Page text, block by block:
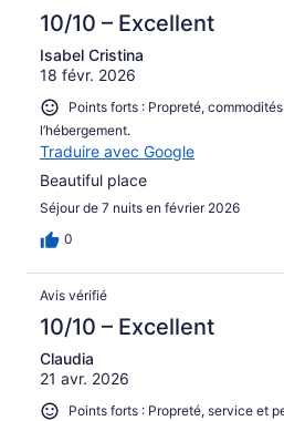
10/10 – Excellent
Isabel Cristina
18 févr. 2026
Points forts : Propreté,
l’hébergement.
Traduire avec Google
Beautiful place
Séjour de 7 nuits en février 2026
0
Avis vérifié
10/10 – Excellent
Claudia
21 avr. 2026
Points forts : Propreté, service et